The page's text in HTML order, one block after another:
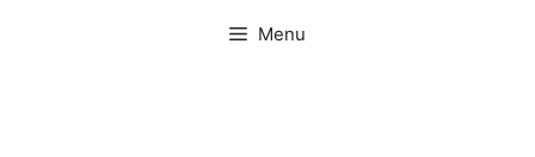
Menu